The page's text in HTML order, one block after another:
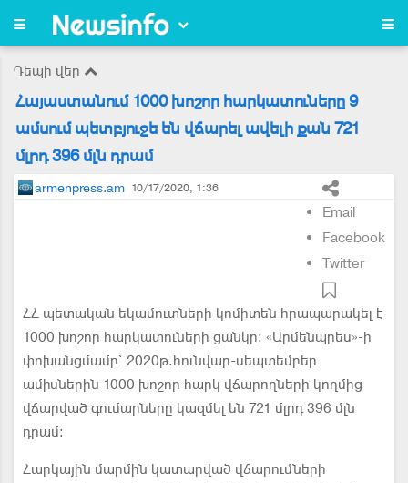
Դեպի վեր
Հայաստանում 1000 խոշոր հարկատուները 9
ամսում պետբյուջե են վճարել ավելի քան 721
մլրդ 396 մլն դրամ
armenpress.am 10/17/2020, 1:36
Email
Facebook
Twitter
ՀՀ պետական եկամուտների կոմիտեն հրապարակել է
1000 խոշոր հարկատուների ցանկը: «Արմենպրես»-ի
փոխանցմամբ` 2020թ.հունվար-սեպտեմբեր
ամիսներին 1000 խոշոր հարկ վճարողների կողմից
վճարված գումարները կազմել են 721 մլրդ 396 մլն
դրամ:
Հարկային մարմին կատարված վճարումների